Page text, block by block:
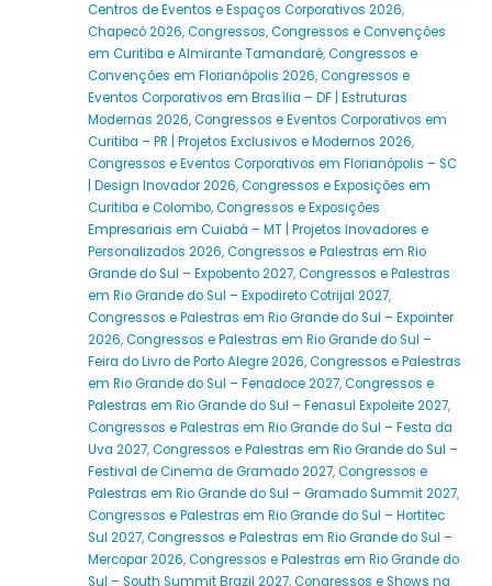
Centros de Eventos e Espaços Corporativos 2026,
Chapecó 2026,Congressos,Congressos e Convenções
em Curitiba e Almirante Tamandaré,Congressos e
Convenções em Florianópolis 2026,Congressos e
Eventos Corporativos em Brasília – DF | Estruturas
Modernas 2026,Congressos e Eventos Corporativos em
Curitiba – PR | Projetos Exclusivos e Modernos 2026,
Congressos e Eventos Corporativos em Florianópolis – SC
| Design Inovador 2026,Congressos e Exposições em
Curitiba e Colombo,Congressos e Exposições
Empresariais em Cuiabá – MT | Projetos Inovadores e
Personalizados 2026,Congressos e Palestras em Rio
Grande do Sul – Expobento 2027,Congressos e Palestras
em Rio Grande do Sul – Expodireto Cotrijal 2027,
Congressos e Palestras em Rio Grande do Sul – Expointer
2026,Congressos e Palestras em Rio Grande do Sul –
Feira do Livro de Porto Alegre 2026,Congressos e Palestras
em Rio Grande do Sul – Fenadoce 2027,Congressos e
Palestras em Rio Grande do Sul – Fenasul Expoleite 2027,
Congressos e Palestras em Rio Grande do Sul – Festa da
Uva 2027,Congressos e Palestras em Rio Grande do Sul –
Festival de Cinema de Gramado 2027,Congressos e
Palestras em Rio Grande do Sul – Gramado Summit 2027,
Congressos e Palestras em Rio Grande do Sul – Hortitec
Sul 2027,Congressos e Palestras em Rio Grande do Sul –
Mercopar 2026,Congressos e Palestras em Rio Grande do
Sul – South Summit Brazil 2027,Congressos e Shows na